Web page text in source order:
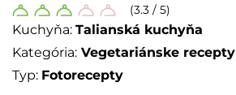
(3.3 / 5)
Kuchyňa: Talianská kuchyňa
Kategória: Vegetariánske recepty
Typ: Fotorecepty